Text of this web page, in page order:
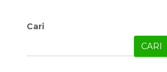
Cari
CARI